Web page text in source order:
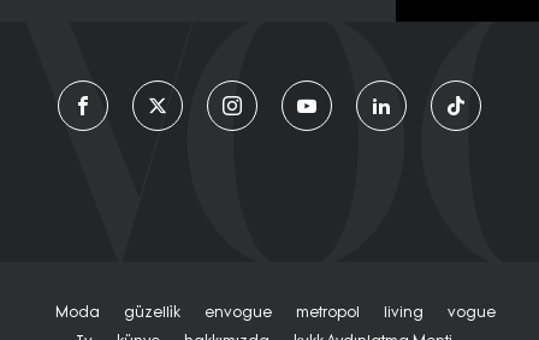
Moda Güzelli̇k Envogue Metropol Living
Vogue